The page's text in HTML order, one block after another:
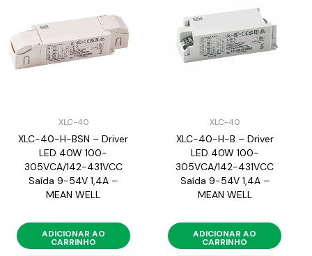
XLC-40
XLC-40-H-BSN – Driver
LED 40W 100-
305VCA/142-431VCC
Saída 9-54V 1,4A –
MEAN WELL
ADICIONAR AO
CARRINHO
XLC-40
XLC-40-H-B – Driver
LED 40W 100-
305VCA/142-431VCC
Saída 9-54V 1,4A –
MEAN WELL
ADICIONAR AO
CARRINHO